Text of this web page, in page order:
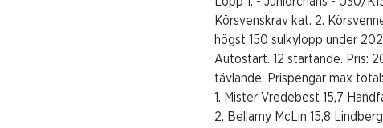
Körsvenskrav kat. 2.
högst 150 sulkylopp under
Autostart. 12 startande. Pris:
tävlande. Prispengar max
1. Mister Vredebest 15,7
2. Bellamy McLin 15,8 Lindberg I